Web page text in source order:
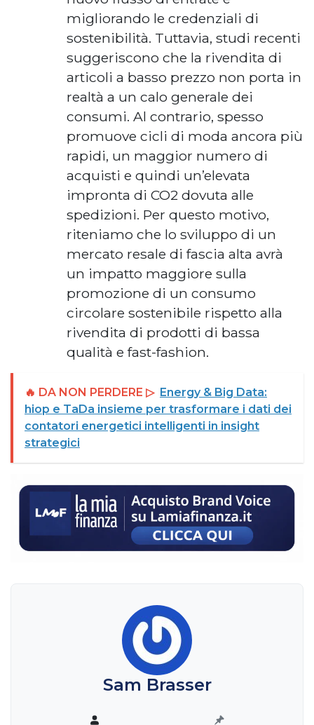
migliorando le credenziali di
sostenibilità. Tuttavia, studi recenti
suggeriscono che la rivendita di
articoli a basso prezzo non porta in
realtà a un calo generale dei
consumi. Al contrario, spesso
promuove cicli di moda ancora più
rapidi, un maggior numero di
acquisti e quindi un’elevata
impronta di CO2 dovuta alle
spedizioni. Per questo motivo,
riteniamo che lo sviluppo di un
mercato resale di fascia alta avrà
un impatto maggiore sulla
promozione di un consumo
circolare sostenibile rispetto alla
rivendita di prodotti di bassa
qualità e fast-fashion.
🔥 DA NON PERDERE ▷ Energy & Big Data:
hiop e TaDa insieme per trasformare i dati dei
contatori energetici intelligenti in insight
strategici
Sam Brasser